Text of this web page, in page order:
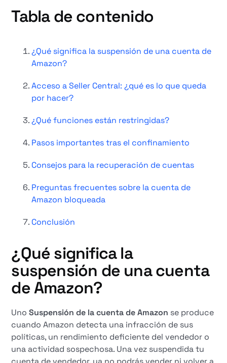
Tabla de contenido
¿Qué significa la suspensión de una cuenta de
Amazon?
Acceso a Seller Central: ¿qué es lo que queda
por hacer?
¿Qué funciones están restringidas?
Pasos importantes tras el confinamiento
Consejos para la recuperación de cuentas
Preguntas frecuentes sobre la cuenta de
Amazon bloqueada
Conclusión
¿Qué significa la
suspensión de una cuenta
de Amazon?
UnoSuspensión de la cuenta de Amazon se produce
cuando Amazon detecta una infracción de sus
políticas, un rendimiento deficiente del vendedor o
una actividad sospechosa. Una vez suspendida tu